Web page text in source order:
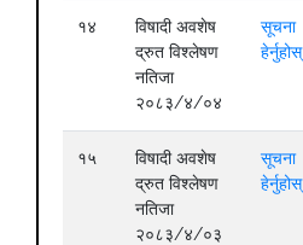
१४
विषादी अवशेष
द्रुत विश्लेषण
नतिजा
२०८३/४/०४
सूचना
हेर्नुहोस्
१५
विषादी अवशेष
द्रुत विश्लेषण
नतिजा
२०८३/४/०३
सूचना
हेर्नुहोस्